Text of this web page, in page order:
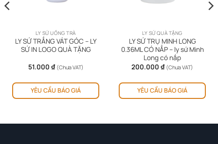
LY SỨ UỐNG TRÀ
LY SỨ TRẮNG VÁT GÓC – LY
SỨ IN LOGO QUÀ TẶNG
51.000 ₫ (Chưa VAT)
YÊU CẦU BÁO GIÁ
LY SỨ QUÀ TẶNG
LY SỨ TRỤ MINH LONG
0.36ML CÓ NẮP – ly sứ Minh
Long có nắp
200.000 ₫ (Chưa VAT)
YÊU CẦU BÁO GIÁ